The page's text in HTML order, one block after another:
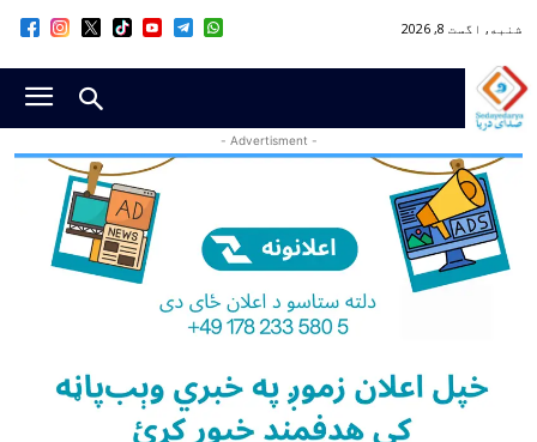
شنبه, اگست 8, 2026
- Advertisment -